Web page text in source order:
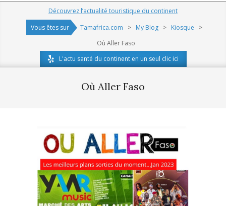
Navigation
Découvrez l’actualité touristique du continent
Vous êtes sur
Tamafrica.com > My Blog > Kiosque
>
Où Aller Faso
L'actu santé du continent en un seul clic ici
Où Aller Faso